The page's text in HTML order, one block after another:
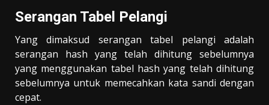
Serangan Tabel Pelangi
Yang dimaksud serangan tabel pelangi adalah
serangan hash yang telah dihitung sebelumnya
yang menggunakan tabel hash yang telah dihitung
sebelumnya untuk memecahkan kata sandi dengan
cepat.